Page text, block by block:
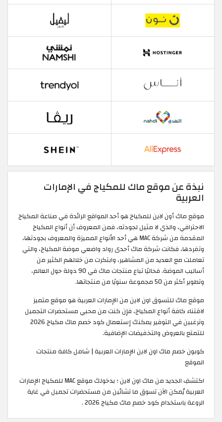
نبذة عن موقع ماك للمكياج في الإمارات
العربية
موقع ماك أون لاين للمكياج هو أحد المواقع الرائدة في صناعة المكياج
الاحترافي، والذي لا مثيل لجودته، فمن المعروف أن أنواع المكياج
المقدمة من شركة MAC هي أحد الأنواع المميزة والمعروف بجودتها،
وتفردها، فكانت شركة ماك أحدى رواد واضعي موضة المكياج، والتي
تعاملت مع العديد من المشاهير، وابتكرت من خلالهم الكثير من
أساليب الموضة. فحاليًا تباع منتجات ماك في 90 دولة حول العالم،
وتطوير أكثر من 50 مجموعة سنويًا من منتجاتها.
موقع ماك للتسوق اون لاين من الإمارات العربية هو موقع متميز
لاقتناء كافة أنواع المكياج، فإن كنت من محبي مستحضرات التجميل
وترغبين في التوفير يمكنك إستعمال كود خصم ماك مكياج 2026
للتمتع بالعروض والتخفيضات الإضافية.
كوبون خصم ماك اون لاين الإمارات العربية | شامل كافة منتجات
الموقع
اكتشفِ الجديد من ماك اون لاين ؛ بدخولك موقع MAC للمكياج الإمارات
العربية يُمكن الآن تسوق ما تشائين من مستحضرات تجميل في غاية
الروعة باستخدام كود خصم ماك مكياج 2026 .